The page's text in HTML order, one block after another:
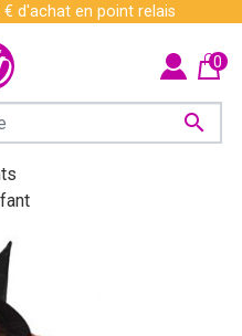
€ d'achat en point relais

0